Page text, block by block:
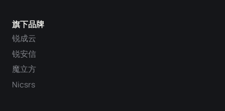
旗下品牌
锐成云
锐安信
魔立方
Nicsrs